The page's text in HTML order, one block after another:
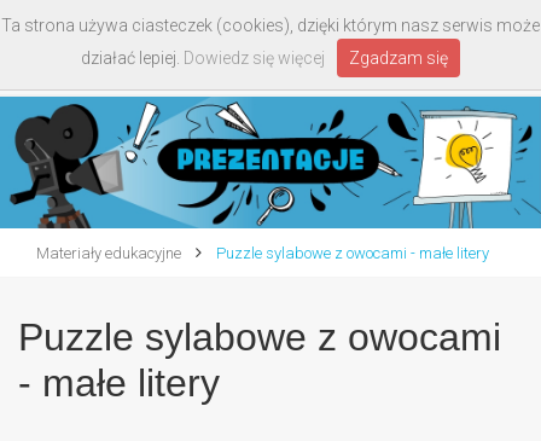
Materiały edukacyjne Puzzle sylabowe z owocami - małe litery
Puzzle sylabowe z owocami
- małe litery
Ta strona używa ciasteczek (cookies), dzięki którym nasz serwis może
działać lepiej. Dowiedz się więcej Zgadzam się